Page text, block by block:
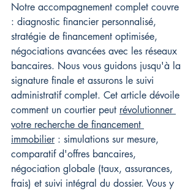
Notre accompagnement complet couvre
: diagnostic financier personnalisé,
stratégie de financement optimisée,
négociations avancées avec les réseaux
bancaires. Nous vous guidons jusqu'à la
signature finale et assurons le suivi
administratif complet. Cet article dévoile
comment un courtier peut révolutionner
votre recherche de financement
immobilier : simulations sur mesure,
comparatif d'offres bancaires,
négociation globale (taux, assurances,
frais) et suivi intégral du dossier. Vous y